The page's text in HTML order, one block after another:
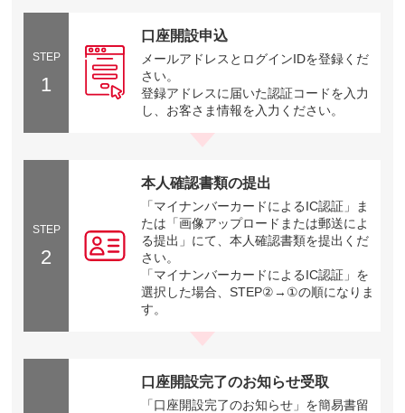
STEP
1
口座開設申込
メールアドレスとログインIDを登録くだ
さい。
登録アドレスに届いた認証コードを入力
し、お客さま情報を入力ください。
STEP
2
本人確認書類の提出
「マイナンバーカードによるIC認証」ま
たは「画像アップロードまたは郵送によ
る提出」にて、本人確認書類を提出くだ
さい。
「マイナンバーカードによるIC認証」を
選択した場合、STEP②→①の順になりま
す。
口座開設完了のお知らせ受取
「口座開設完了のお知らせ」を簡易書留